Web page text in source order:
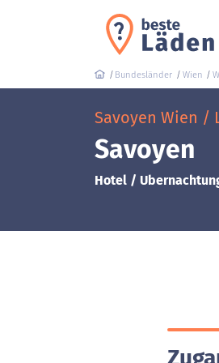
Bundesländer Wien
Savoyen Wien /
Savoyen
Hotel /